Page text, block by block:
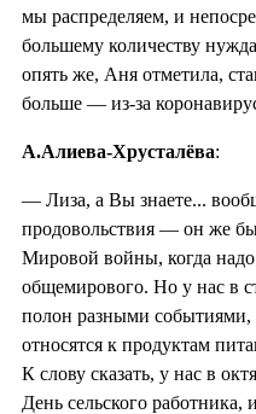
мы распределяем, и
большему количеству
опять же, Аня отметила,
больше — из-за
А.Алиева-Хрусталёва:
— Лиза, а Вы знаете...
продовольствия — он же
Мировой войны, когда
общемирового. Но у нас в
полон разными событиями,
относятся к продуктам
К слову сказать, у нас в
День сельского работника,